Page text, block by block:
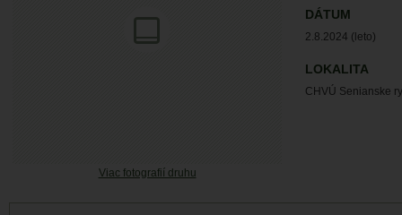
Viac fotografií druhu
DÁTUM
2.8.2024 (leto)
LOKALITA
CHVÚ Senianske